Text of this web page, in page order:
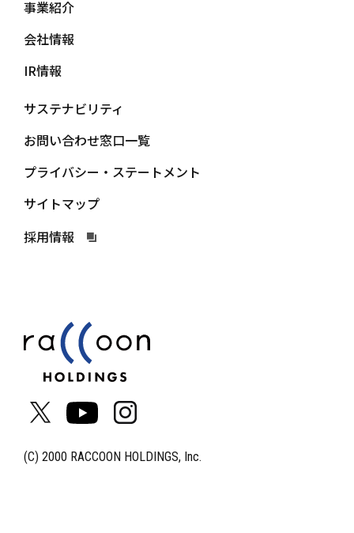
(C) 2000 RACCOON HOLDINGS, Inc.
事業紹介
会社情報
IR情報
サステナビリティ
お問い合わせ窓口一覧
プライバシー・ステートメント
サイトマップ
採用情報